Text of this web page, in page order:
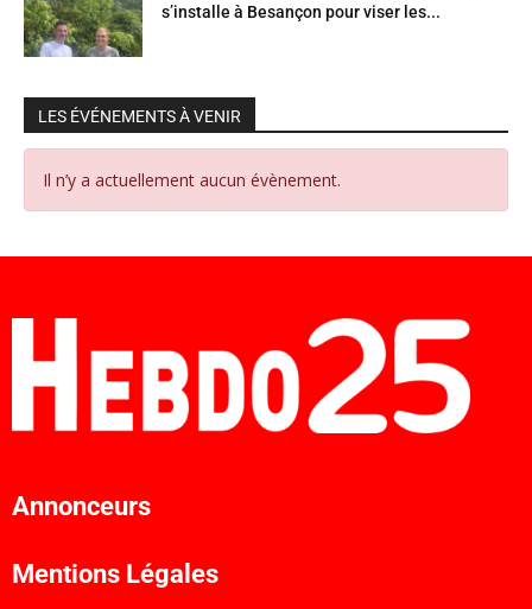
s’installe à Besançon pour viser les...
LES ÉVÉNEMENTS À VENIR
Il n’y a actuellement aucun évènement.
Annonceurs
Mentions Légales